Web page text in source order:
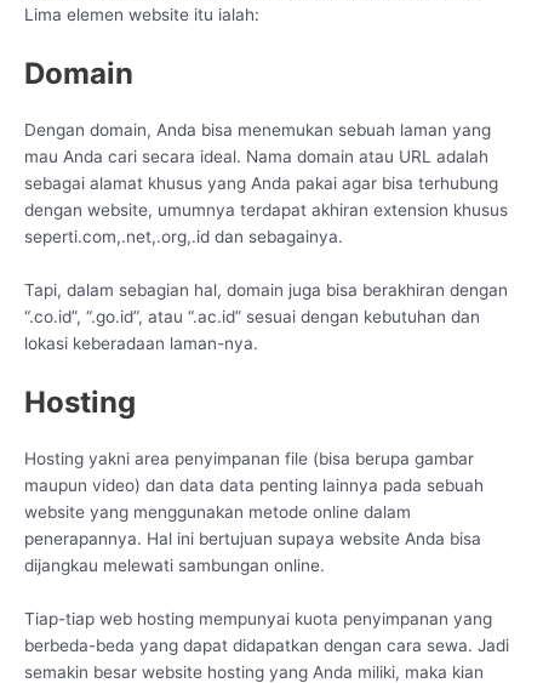
Lima elemen website itu ialah:
Domain
Dengan domain, Anda bisa menemukan sebuah laman yang
mau Anda cari secara ideal. Nama domain atau URL adalah
sebagai alamat khusus yang Anda pakai agar bisa terhubung
dengan website, umumnya terdapat akhiran extension khusus
seperti.com,.net,.org,.id dan sebagainya.
Tapi, dalam sebagian hal, domain juga bisa berakhiran dengan
“.co.id”, “.go.id”, atau “.ac.id” sesuai dengan kebutuhan dan
lokasi keberadaan laman-nya.
Hosting
Hosting yakni area penyimpanan file (bisa berupa gambar
maupun video) dan data data penting lainnya pada sebuah
website yang menggunakan metode online dalam
penerapannya. Hal ini bertujuan supaya website Anda bisa
dijangkau melewati sambungan online.
Tiap-tiap web hosting mempunyai kuota penyimpanan yang
berbeda-beda yang dapat didapatkan dengan cara sewa. Jadi
semakin besar website hosting yang Anda miliki, maka kian